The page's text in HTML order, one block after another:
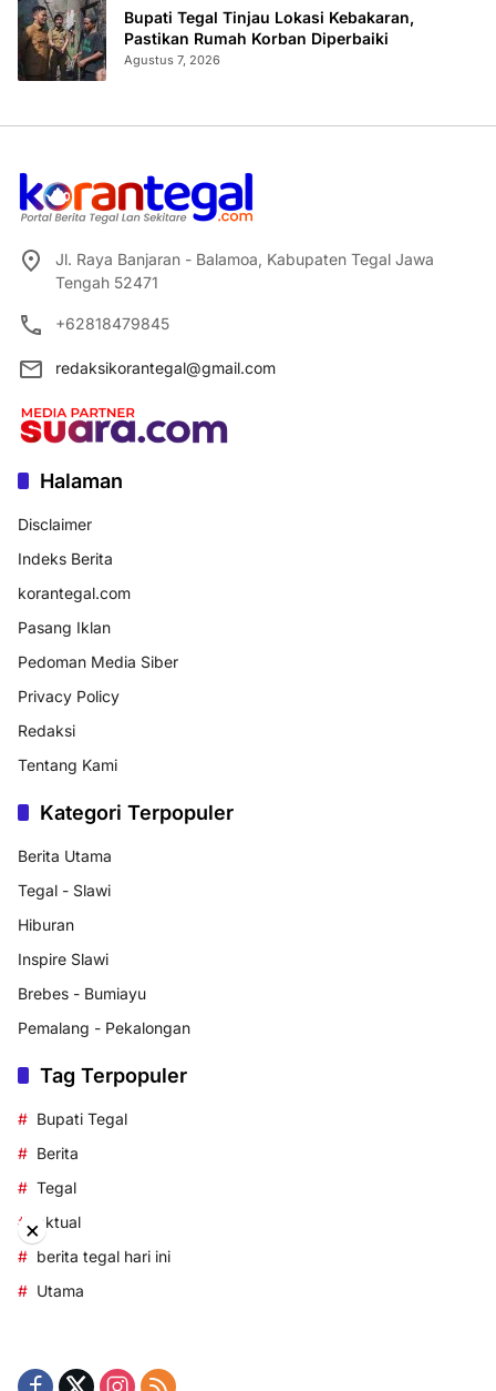
Bupati Tegal Tinjau Lokasi Kebakaran,
Pastikan Rumah Korban Diperbaiki
Agustus 7, 2026
Jl. Raya Banjaran - Balamoa, Kabupaten Tegal Jawa
Tengah 52471
+62818479845
redaksikorantegal@gmail.com
Halaman
Disclaimer
Indeks Berita
korantegal.com
Pasang Iklan
Pedoman Media Siber
Privacy Policy
Redaksi
Tentang Kami
Kategori Terpopuler
Berita Utama
Tegal - Slawi
Hiburan
Inspire Slawi
Brebes - Bumiayu
Pemalang - Pekalongan
Tag Terpopuler
Bupati Tegal
Berita
Tegal
aktual
berita tegal hari ini
Utama
×